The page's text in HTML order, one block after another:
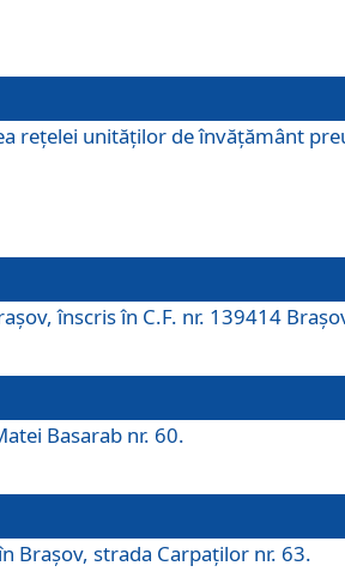
rețelei unităților de învăţământ
înscris în C.F. nr. 139414
Basarab nr. 60.
Brașov, strada Carpaților nr. 63.